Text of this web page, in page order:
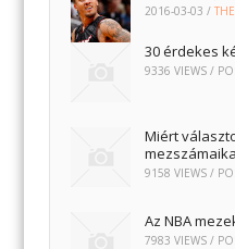
2016-03-03 /
30 érdekes
9336 VIEWS /
Miért
9158 VIEWS /
Az NBA
7983 VIEWS /